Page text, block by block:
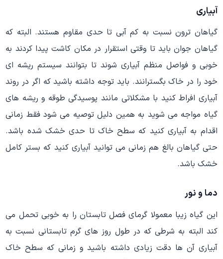
آبیاری
گیاهان ترون نسبت به کم آبی تا حدی مقاوم هستند. البته که
گیاهان جوان باید تا وقتی استقرار در مکان کاشت پیدا کردند به
خوبی و فواصل منظم آبیاری شوند تا بتوانند سیستم ریشه ای
خود را در خاک بگسترانند. باید توجه داشته باشید که اگر در روند
آبیاری افراط کنید با مشکلاتی مانند پوسیدگی طوقه و ریشه های
گیاه مواجه می شوید به همین دلیل توصیه می شود فقط زمانی
اقدام به آبیاری کنید که سطح خاک تا حدی خشک شده باشد.
حتی گیاهان بالغ هم زمانی می توانید آبیاری کنید که بستر کامل
خشک باشد.
دما و نور
این گیاه زیبا معمولا گرمای فصل تابستان را به خوبی تحمل می
کند البته به شرطی که در طول روز های گرم تابستانی نسبت به
آبیاری آن ها دقت زیادی داشته باشید و زمانی که سطح خاک